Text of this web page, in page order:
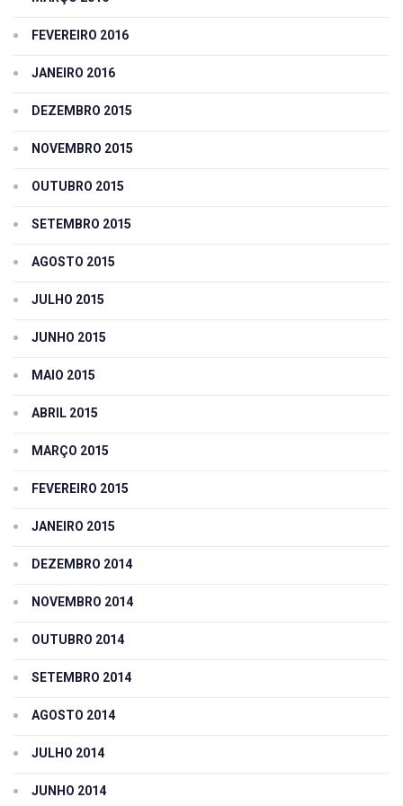
FEVEREIRO 2016
JANEIRO 2016
DEZEMBRO 2015
NOVEMBRO 2015
OUTUBRO 2015
SETEMBRO 2015
AGOSTO 2015
JULHO 2015
JUNHO 2015
MAIO 2015
ABRIL 2015
MARÇO 2015
FEVEREIRO 2015
JANEIRO 2015
DEZEMBRO 2014
NOVEMBRO 2014
OUTUBRO 2014
SETEMBRO 2014
AGOSTO 2014
JULHO 2014
JUNHO 2014